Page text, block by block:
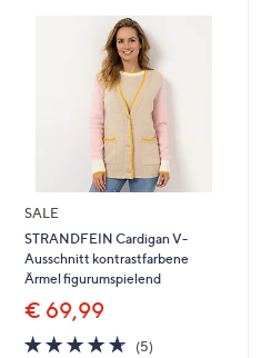
anzuzeigen.
SALE
STRANDFEIN Cardigan V-
Ausschnitt kontrastfarbene
Ärmel figurumspielend
€ 69,99
4.6
(5)5